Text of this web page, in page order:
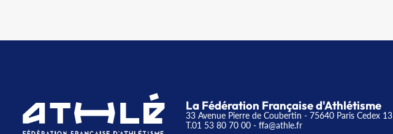
La Fédération Française d'Athlétisme
33 Avenue Pierre de Coubertin - 75640 Paris Cedex 13
T.01 53 80 70 00 - ffa@athle.fr